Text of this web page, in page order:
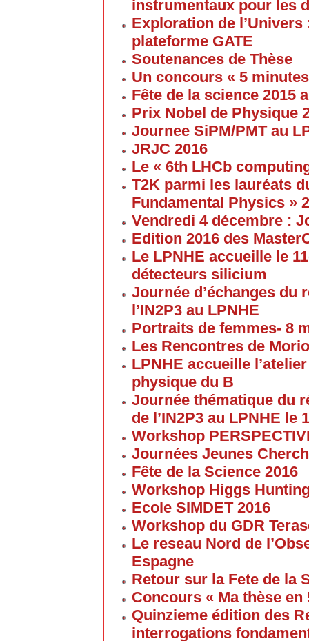
instrumentaux pour les
Exploration de
plateforme GATE
Soutenances de Thèse
Un concours « 5
Fête de la science 2015
Prix Nobel de Physique
Journee SiPM/PMT au
JRJC 2016
Le « 6th LHCb
T2K parmi les lauréats
Fundamental Physics »
Vendredi 4 décembre :
Edition 2016 des
Le LPNHE accueille le
détecteurs silicium
Journée d’échanges du
l’IN2P3 au LPNHE
Portraits de femmes- 8
Les Rencontres de
LPNHE accueille
physique du B
Journée thématique du
de l’IN2P3 au LPNHE le
Workshop
Journées Jeunes
Fête de la Science 2016
Workshop Higgs
Ecole SIMDET 2016
Workshop du GDR
Le reseau Nord de
Espagne
Retour sur la Fete de la
Concours « Ma thèse
Quinzieme édition des
interrogations